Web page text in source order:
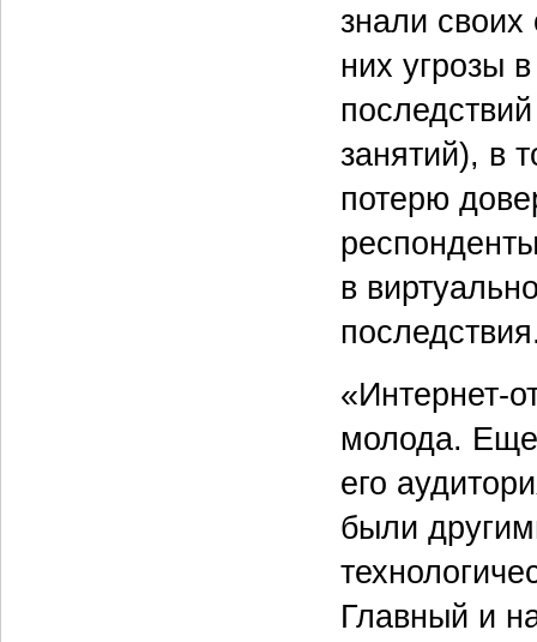
знали
них угрозы
занятий), в
потерю
в
«Интернет-
молода. Еще
его
были
Главный и